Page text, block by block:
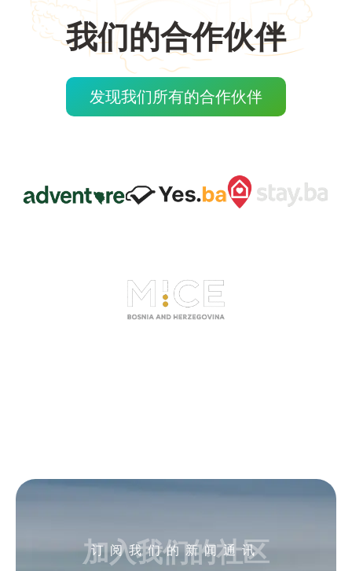
我们的合作伙伴
发现我们所有的合作伙伴
订阅我们的新闻通讯
加入我们的社区